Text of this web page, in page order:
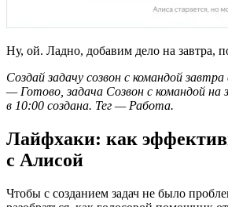
Ну, ой. Ладно, добавим дело на завтра,
Создай задачу созвон с командой
— Готово, задача Созвон с командой на
в 10:00 создана. Тег — Работа.
Лайфхаки: как
с Алисой
Чтобы с созданием задач не было